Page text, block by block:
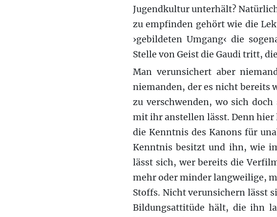
Jugendkultur unterhält?
zu empfinden gehört wie die
›gebildeten Umgang‹ die
Stelle von Geist die Gaudi tritt,
Man verunsichert aber
niemanden, der es nicht bereits
zu verschwenden, wo sich
mit ihr anstellen lässt. Denn
die Kenntnis des Kanons für
Kenntnis besitzt und ihn, wie
lässt sich, wer bereits die
mehr oder minder langweilige,
Stoffs. Nicht verunsichern lässt
Bildungsattitüde hält, die ihn